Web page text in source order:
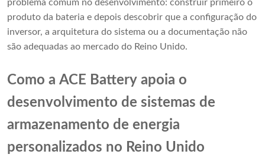
problema comum no desenvolvimento: construir primeiro o
produto da bateria e depois descobrir que a configuração do
inversor, a arquitetura do sistema ou a documentação não
são adequadas ao mercado do Reino Unido.
Como a ACE Battery apoia o
desenvolvimento de sistemas de
armazenamento de energia
personalizados no Reino Unido